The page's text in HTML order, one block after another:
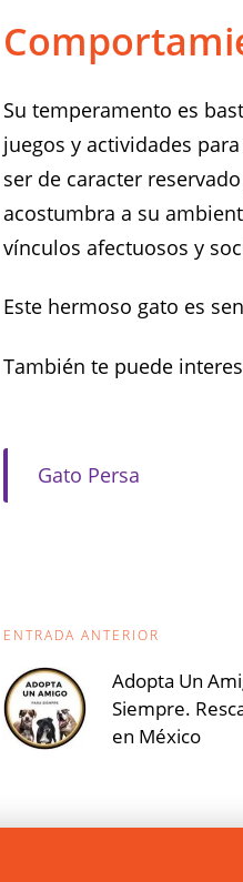
Su temperamento es
juegos y actividades
ser de caracter
acostumbra a su
vínculos afectuosos y
Este hermoso gato es
También te puede
Gato Persa
Navegación
de
entradas
ENTRADA ANTERIOR
Adopta Un
Siempre.
en México